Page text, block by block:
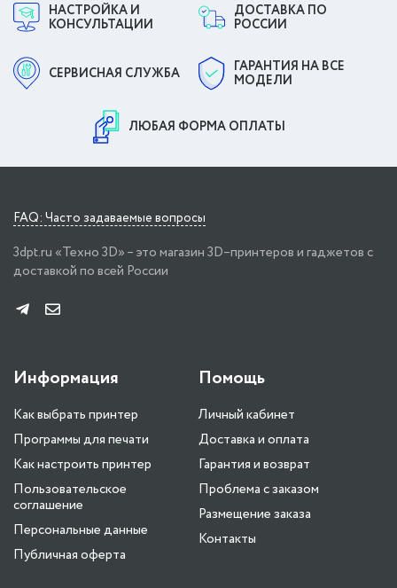
НАСТРОЙКА И
КОНСУЛЬТАЦИИ
ДОСТАВКА ПО
РОССИИ
СЕРВИСНАЯ СЛУЖБА
ГАРАНТИЯ НА ВСЕ
МОДЕЛИ
ЛЮБАЯ ФОРМА ОПЛАТЫ
FAQ: Часто задаваемые вопросы
3dpt.ru «Техно 3D» – это магазин 3D–принтеров и гаджетов с
доставкой по всей России
Информация
Как выбрать принтер
Программы для печати
Как настроить принтер
Пользовательское
соглашение
Персональные данные
Публичная оферта
Помощь
Личный кабинет
Доставка и оплата
Гарантия и возврат
Проблема с заказом
Размещение заказа
Контакты